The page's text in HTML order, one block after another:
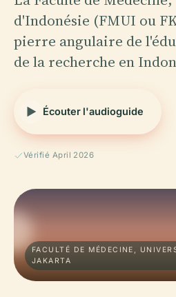
d'Indonésie (FMUI ou
pierre angulaire de
de la recherche en
Écouter l'audioguide
Vérifié April 2026
FACULTÉ DE MÉDECINE,
JAKARTA